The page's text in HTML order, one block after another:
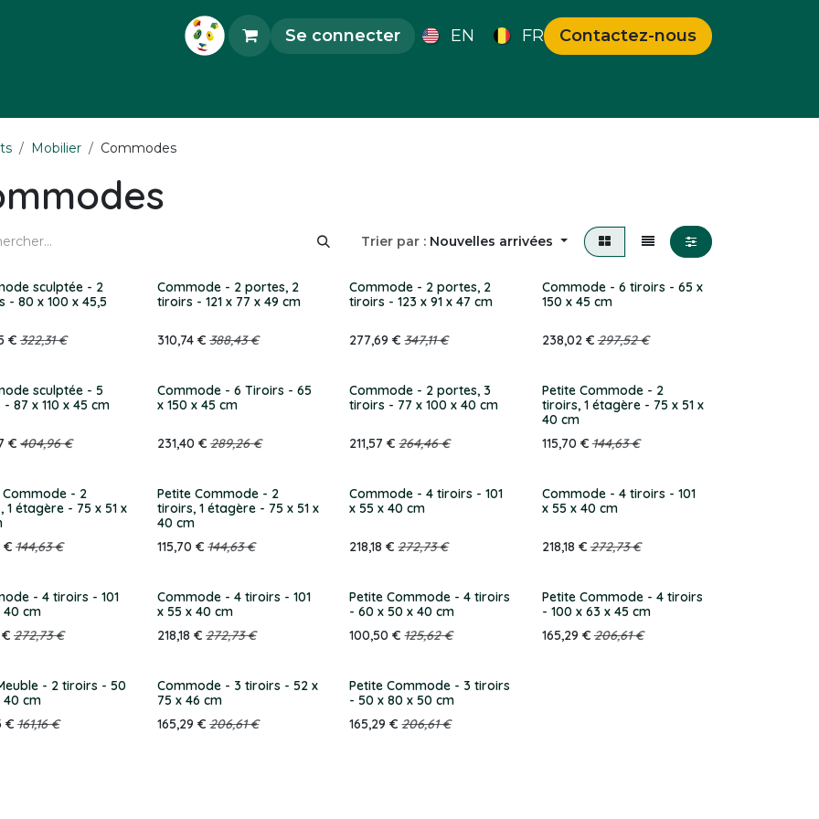
Se connecter EN FR Contactez-nous
Mobilier Commodes
Trier par : Nouvelles arrivées
sculptée - 2
- 80 x 100 x 45,5
€ 322,31€
Commode - 2 portes, 2
tiroirs - 121 x 77 x 49 cm
310,74 € 388,43€
Commode - 2 portes, 2
tiroirs - 123 x 91 x 47 cm
277,69 € 347,11€
Commode - 6 tiroirs - 65 x
150 x 45 cm
238,02€ 297,52€
sculptée - 5
87 x 110 x 45 cm
€ 404,96€
Commode - 6 Tiroirs - 65
x 150 x 45 cm
231,40 € 289,26€
Commode - 2 portes, 3
tiroirs - 77 x 100 x 40 cm
211,57 € 264,46€
Petite Commode - 2
tiroirs, 1 étagère - 75 x 51 x
40 cm
115,70 € 144,63€
Commode - 2
1 étagère - 75 x 51 x
€ 144,63€
Petite Commode - 2
tiroirs, 1 étagère - 75 x 51 x
40 cm
115,70 € 144,63€
Commode - 4 tiroirs - 101
x 55 x 40 cm
218,18 € 272,73€
Commode - 4 tiroirs - 101
x 55 x 40 cm
218,18 € 272,73€
- 4 tiroirs - 101
40 cm
272,73€
Commode - 4 tiroirs - 101
x 55 x 40 cm
218,18 € 272,73€
Petite Commode - 4 tiroirs
- 60 x 50 x 40 cm
100,50 € 125,62€
Petite Commode - 4 tiroirs
- 100 x 63 x 45 cm
165,29 € 206,61€
- 2 tiroirs - 50
40 cm
€ 161,16€
Commode - 3 tiroirs - 52 x
75 x 46 cm
165,29 € 206,61€
Petite Commode - 3 tiroirs
- 50 x 80 x 50 cm
165,29 € 206,61€